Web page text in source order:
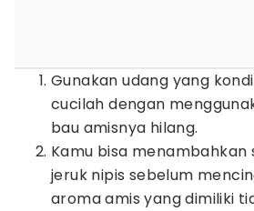
Gunakan udang yang
cucilah dengan
bau amisnya hilang.
Kamu bisa
jeruk nipis sebelum
aroma amis yang dimiliki